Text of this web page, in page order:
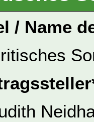
/ Name